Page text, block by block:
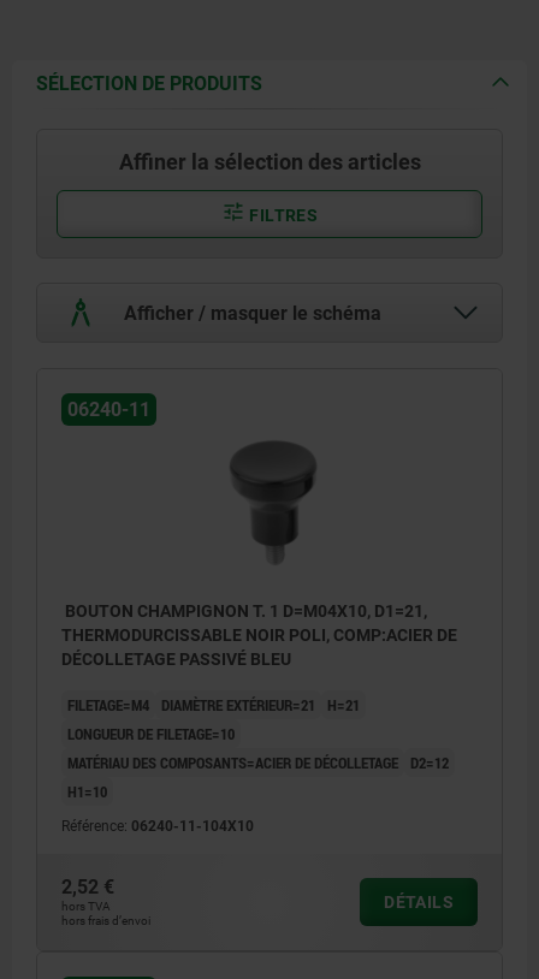
SÉLECTION DE PRODUITS
Affiner la sélection des articles
FILTRES
Afficher / masquer le schéma
06240-11
BOUTON CHAMPIGNON T. 1 D=M04X10, D1=21,
THERMODURCISSABLE NOIR POLI, COMP:ACIER DE
DÉCOLLETAGE PASSIVÉ BLEU
FILETAGE=M4 DIAMÈTRE EXTÉRIEUR=21
H=21
LONGUEUR DE FILETAGE=10
MATÉRIAU DES COMPOSANTS=ACIER DE DÉCOLLETAGE
D2=12
H1=10
Référence: 06240-11-104X10
2,52 €
hors TVA
hors frais d’envoi
DÉTAILS